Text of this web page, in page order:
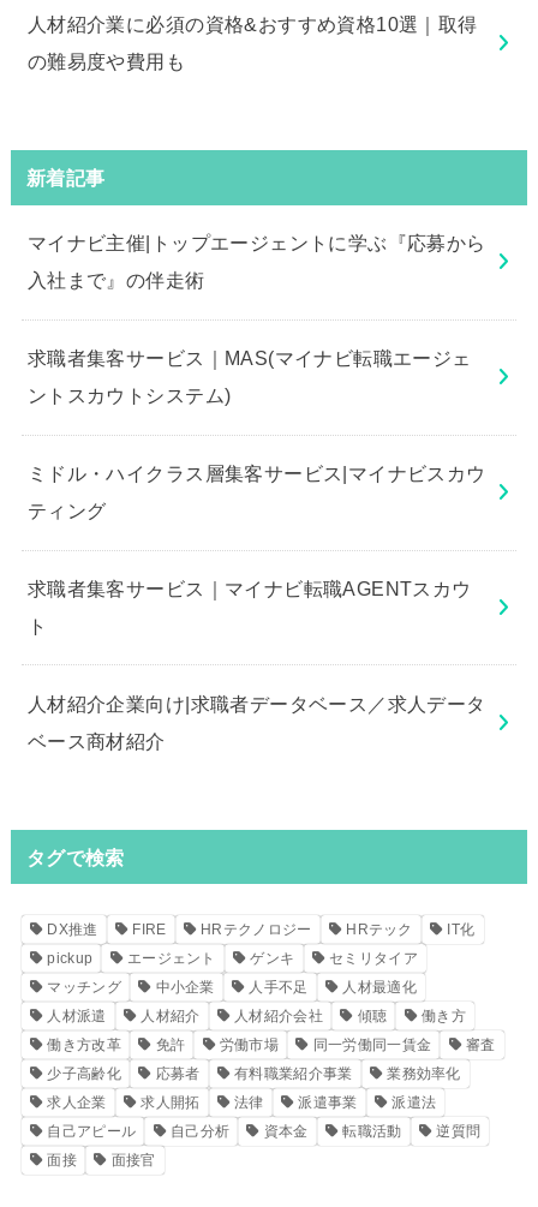
人材紹介業に必須の資格&おすすめ資格10選｜取得
の難易度や費用も
新着記事
マイナビ主催|トップエージェントに学ぶ『応募から
入社まで』の伴走術
求職者集客サービス｜MAS(マイナビ転職エージェ
ントスカウトシステム)
ミドル・ハイクラス層集客サービス|マイナビスカウ
ティング
求職者集客サービス｜マイナビ転職AGENTスカウ
ト
人材紹介企業向け|求職者データベース／求人データ
ベース商材紹介
タグで検索
DX推進 FIRE HRテクノロジー HRテック
IT化
pickup
エージェント ゲンキ
セミリタイア
マッチング
中小企業 人手不足
人材最適化
人材派遣
人材紹介 人材紹介会社 傾聴
働き方
働き方改革
免許 労働市場 同一労働同一賃金
審査
少子高齢化
応募者 有料職業紹介事業
業務効率化
求人企業
求人開拓 法律 派遣事業
派遣法
自己アピール
自己分析 資本金 転職活動
逆質問
面接
面接官